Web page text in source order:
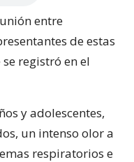
entre
de estas
registró en el
y adolescentes,
un intenso olor a
respiratorios e